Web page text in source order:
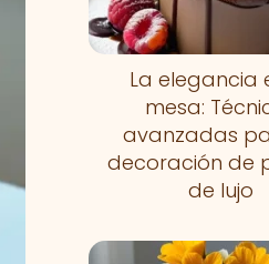
La elegancia
mesa:
avanzadas
decoración de
de lujo